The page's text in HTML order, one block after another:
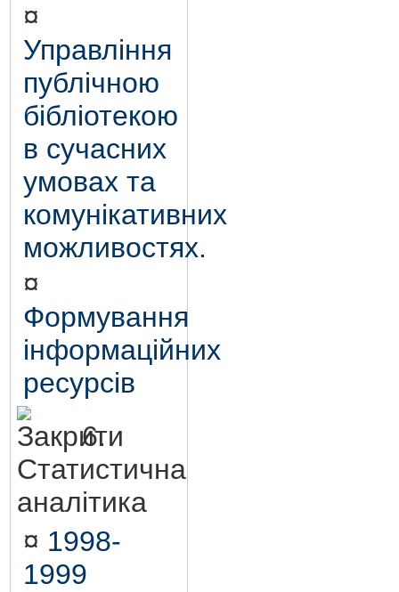
¤
Управління
публічною
бібліотекою
в сучасних
умовах та
комунікативних
можливостях.
¤
Формування
інформаційних
ресурсів
6.
Статистична
аналітика
¤ 1998-
1999